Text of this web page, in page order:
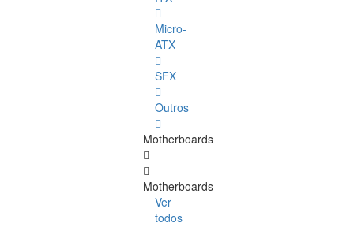
Micro-
ATX
SFX
Outros
Motherboards
Motherboards
Ver
todos